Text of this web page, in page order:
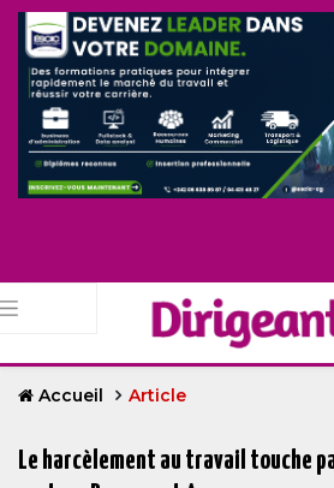
Accueil Article
Le harcèlement au travail touche